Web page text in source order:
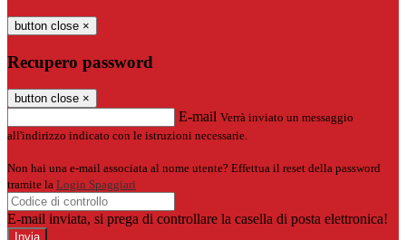
button close ×
Recupero password
button close ×
E-mail Verrà inviato un messaggio
all'indirizzo indicato con le istruzioni necessarie.
Non hai una e-mail associata al nome utente? Effettua il reset della password
tramite la Login Spaggiari
E-mail inviata, si prega di controllare la casella di posta elettronica!